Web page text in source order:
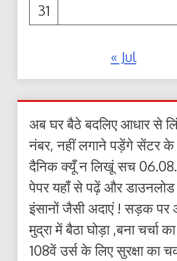
31
« Jul
अब घर बैठे बदलिए आधार से
नंबर, नहीं लगाने पड़ेंगे सेंटर
दैनिक क्यूँ न लिखूं सच
पेपर यहाँ से पढ़ें और
इंसानों जैसी अदाएं ! सड़क पर
मुद्रा में बैठा घोड़ा ,बना चर्चा
108वें उर्स के लिए सुरक्षा का